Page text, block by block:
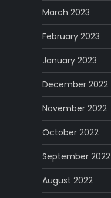
March 2023
February 2023
January 2023
December 2022
November 2022
October 2022
September 2022
August 2022